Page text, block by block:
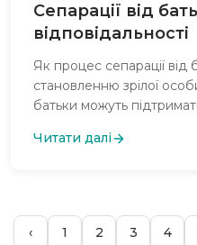
Сепарації від
відповідальності
Як процес сепарації від
становленню зрілої
батьки можуть
Читати далі
‹ 1 2 3 4